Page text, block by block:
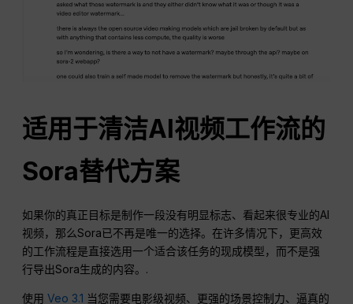
适用于清洁AI视频工作流的
Sora替代方案
如果你的真正目标是制作一段没有明显标志、看起来很专业的AI
视频，那么Sora已不再是唯一的选择。在许多情况下，更高效
的工作流程是直接选用一个适合该任务的现成模型，而不是强
行导出Sora生成的内容。.
使用Veo 3.1 当您需要电影级视频、更强的场景控制力、逼真的